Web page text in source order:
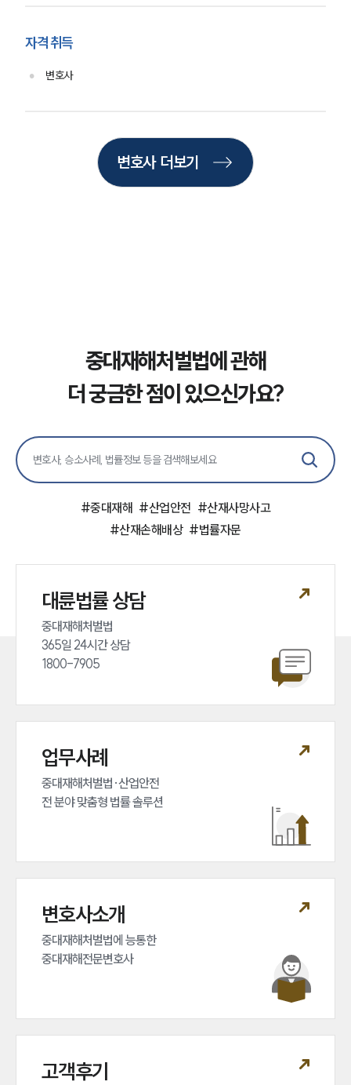
법률지식인
고객후기
소식/자료
공지사항
법률 블로그
뉴스레터/브로슈어
세미나
대륜법률상담예약
자격 취득
변호사
변호사 더보기
중대재해처벌법에 관해
더 궁금한 점이 있으신가요?
#중대재해 #산업안전 #산재사망사고
#산재손해배상 #법률자문
대륜법률 상담
중대재해처벌법
365일 24시간 상담
1800-7905
업무사례
중대재해처벌법·산업안전
전 분야 맞춤형 법률 솔루션
변호사소개
중대재해처벌법에 능통한
중대재해전문변호사
고객후기